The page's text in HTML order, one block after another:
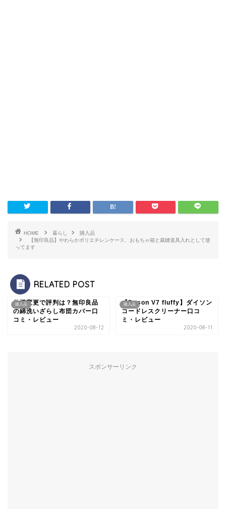
HOME 暮らし
購入品
【無印良品】やわらかポリエチレンケース、おもちゃ箱と裁縫道具入れとして使
ってます
RELATED POST
購入品
仕様変更で評判は？無印良品
の綿洗いざらし布団カバー口
コミ・レビュー
2020-08-12
購入品
【Dyson V7 fluffy】ダイソン
コードレスクリーナー口コ
ミ・レビュー
2020-08-11
スポンサーリンク